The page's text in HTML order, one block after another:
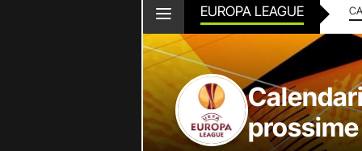
EUROPA LEAGUE